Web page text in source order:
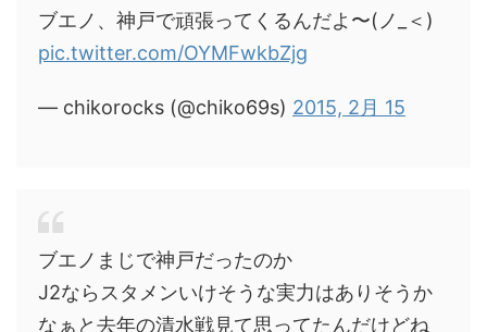
ブエノ、神戸で頑張ってくるんだよ〜(ノ_＜)
pic.twitter.com/OYMFwkbZjg
— chikorocks (@chiko69s) 2015, 2月 15
ブエノまじで神戸だったのか
J2ならスタメンいけそうな実力はありそうか
なぁと去年の清水戦見て思ってたんだけどね